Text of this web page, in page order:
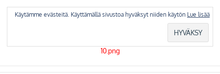
Käytämme evästeitä. Käyttämällä sivustoa hyväksyt niiden käytön Lue lisää